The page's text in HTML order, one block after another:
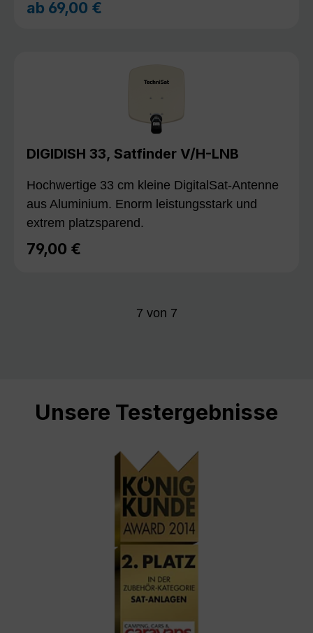
Regulärer Preis:
ab 69,00 €
DIGIDISH 33, Satfinder V/H-LNB
Hochwertige 33 cm kleine DigitalSat-Antenne
aus Aluminium. Enorm leistungsstark und
extrem platzsparend.
Regulärer Preis:
79,00 €
7 von 7
Unsere Testergebnisse